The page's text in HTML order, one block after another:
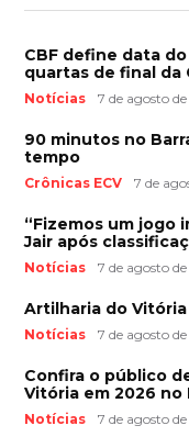
CBF define data
quartas de final da
Notícias 7 de agosto
90 minutos no
tempo
Crônicas ECV 7 de
“Fizemos um jogo
Jair após
Notícias 7 de agosto
Artilharia do Vitória
Notícias 7 de agosto
Confira o público
Vitória em 2026 no
Notícias 7 de agosto